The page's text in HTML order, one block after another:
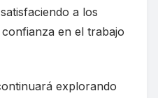
a los
en el trabajo
explorando